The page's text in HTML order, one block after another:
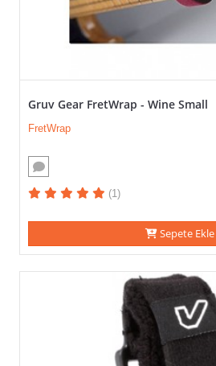
Kampanyalar
Gruv Gear FretWrap - Wine Small
FretWrap
(1)
Sepete Ekle